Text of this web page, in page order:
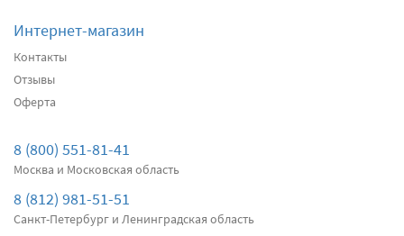
Интернет-магазин
Контакты
Отзывы
Оферта
8 (800) 551-81-41
Москва и Московская область
8 (812) 981-51-51
Санкт-Петербург и Ленинградская область